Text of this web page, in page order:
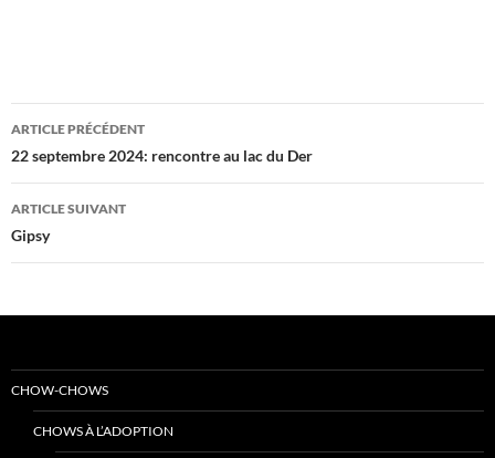
Navigation
des
articles
ARTICLE PRÉCÉDENT
22 septembre 2024: rencontre au lac du Der
ARTICLE SUIVANT
Gipsy
CHOW-CHOWS
CHOWS À L’ADOPTION